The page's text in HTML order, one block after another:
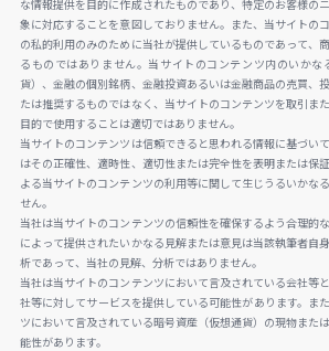
な情報提供を目的に作成されたものであり、特定のお客様の
象に対応することを意図しておりません。また、当サイトの
の私的利用のみのために当社が提供しているものであって、
るものではありません。当サイトのコンテンツ内のいか
貨）、金融の個別銘柄、金融投資あるいは金融商品の売買、
たは推奨するものではなく、当サイトのコンテンツを取引ま
目的で使用することは適切ではありません。
当サイトのコンテンツは信頼できると思われる情報に基づい
はその正確性、適時性、適切性または完全性を表明または保
よる当サイトのコンテンツの利用等に関して生じうるいかな
せん。
当社は当サイトのコンテンツの信頼性を確保するよう合理的
によって提供されたいかなる見解または意見は当該執筆者自
析であって、当社の見解、分析ではありません。
当社は当サイトのコンテンツにおいて言及されている会社等
社等に対してサービスを提供している可能性があります。ま
ツにおいて言及されている暗号資産（仮想通貨）の現物また
能性があります。